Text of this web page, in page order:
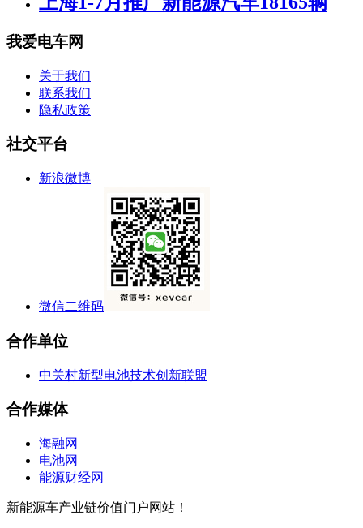
我爱电车网
关于我们
联系我们
隐私政策
社交平台
新浪微博
微信二维码
合作单位
中关村新型电池技术创新联盟
合作媒体
海融网
电池网
能源财经网
新能源车产业链价值门户网站！